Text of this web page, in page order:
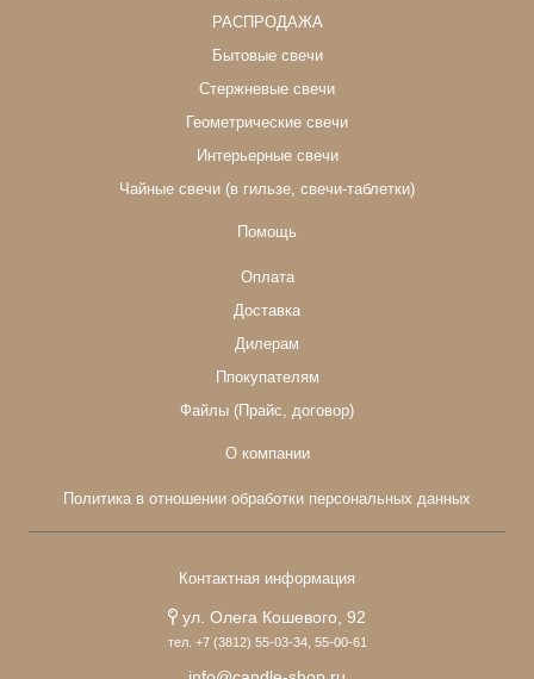
РАСПРОДАЖА
Бытовые свечи
Стержневые свечи
Геометрические свечи
Интерьерные свечи
Чайные свечи (в гильзе, свечи-таблетки)
Помощь
Оплата
Доставка
Дилерам
Ппокупателям
Файлы (Прайс, договор)
О компании
Политика в отношении обработки персональных данных
Контактная информация
ул. Олега Кошевого, 92
тел. +7 (3812) 55-03-34, 55-00-61